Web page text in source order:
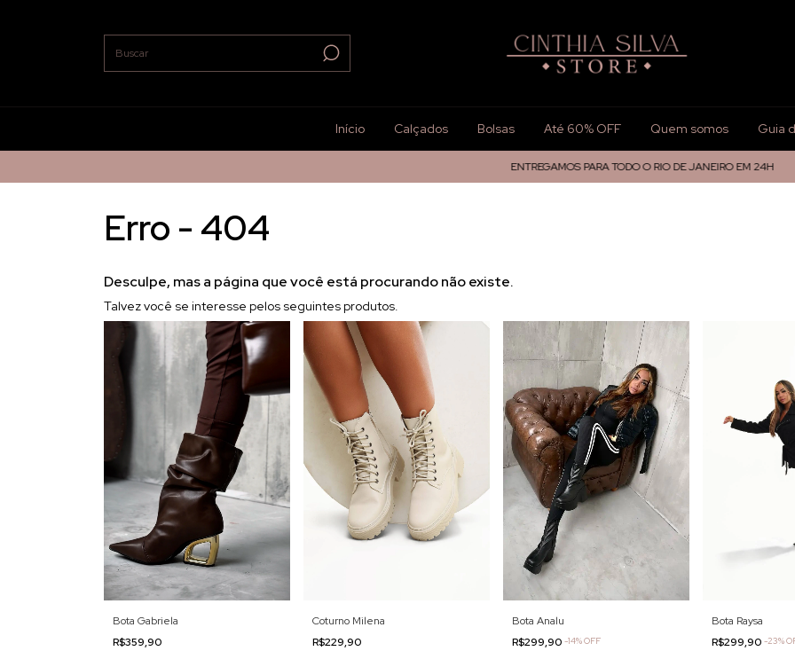
Início Calçados Bolsas Até 60% OFF Quem somos Guia
ENTREGAMOS PARA TODO O RIO DE JANEIRO EM 24H 5% OFF
Erro - 404
Desculpe, mas a página que você está procurando não existe.
Talvez você se interesse pelos seguintes produtos.
Bota Gabriela
R$359,90
Coturno Milena
R$229,90
Bota Analu
R$299,90 -14%OFF
Bota Raysa
R$299,90 -23%